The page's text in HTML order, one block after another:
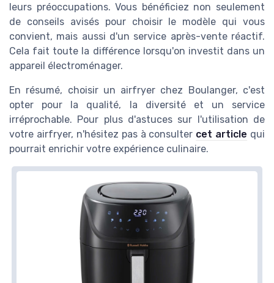
leurs préoccupations. Vous bénéficiez non seulement
de conseils avisés pour choisir le modèle qui vous
convient, mais aussi d'un service après-vente réactif.
Cela fait toute la différence lorsqu'on investit dans un
appareil électroménager.
En résumé, choisir un airfryer chez Boulanger, c'est
opter pour la qualité, la diversité et un service
irréprochable. Pour plus d'astuces sur l'utilisation de
votre airfryer, n'hésitez pas à consulter cet article qui
pourrait enrichir votre expérience culinaire.